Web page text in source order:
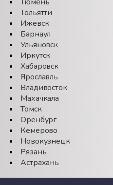
Тольятти
Ижевск
Барнаул
Ульяновск
Иркутск
Хабаровск
Ярославль
Владивосток
Махачкала
Томск
Оренбург
Кемерово
Новокузнецк
Рязань
Астрахань